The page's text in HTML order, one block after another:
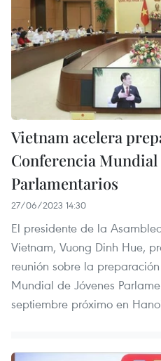
Vietnam acelera
Conferencia Mundial
Parlamentarios
27/06/2023 14:30
El presidente de la
Vietnam, Vuong Dinh Hue,
reunión sobre la
Mundial de Jóvenes
septiembre próximo en